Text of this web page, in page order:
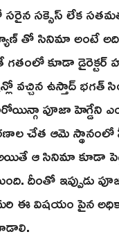
సక్సెస్ లేక
తో సినిమా అంటే
గతంలో కూడా డైరెక్టర్
వచ్చిన ఉస్తాద్
పూజా హెగ్డేని
చేత ఆమె స్థానంలో
ఆ సినిమా కూడా
దీంతో ఇప్పుడు
ఈ విషయం పైన